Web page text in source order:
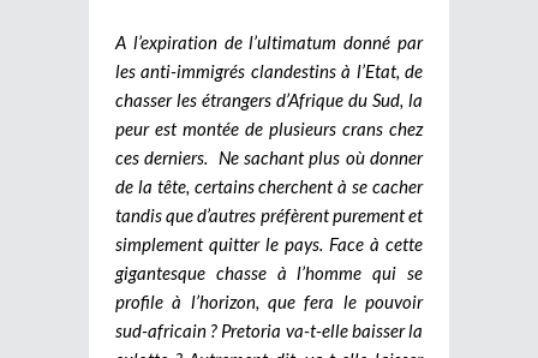
A l’expiration de l’ultimatum donné par
les anti-immigrés clandestins à l’Etat, de
chasser les étrangers d’Afrique du Sud, la
peur est montée de plusieurs crans chez
ces derniers. Ne sachant plus où donner
de la tête, certains cherchent à se cacher
tandis que d’autres préfèrent purement et
simplement quitter le pays. Face à cette
gigantesque chasse à l’homme qui se
profile à l’horizon, que fera le pouvoir
sud-africain ? Pretoria va-t-elle baisser la